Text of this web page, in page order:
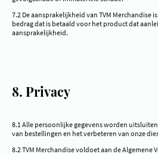
7.2 De aansprakelijkheid van TVM Merchandise
bedrag dat is betaald voor het product dat
aansprakelijkheid.
8. Privacy
8.1 Alle persoonlijke gegevens worden
van bestellingen en het verbeteren van onze
8.2 TVM Merchandise voldoet aan de Algemene